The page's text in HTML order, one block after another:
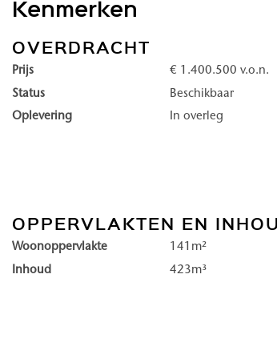
verwennerij van in-house wellnessfaciliteiten en
van de servicemanager. Duinhil is serene luxe,
kust van Kijkduin.
treffen en worden getrakteerd op een prachtige
Kenmerken
OVERDRACHT
Prijs
€ 1.400.500 v.o.n.
Status
Beschikbaar
Oplevering
In overleg
OPPERVLAKTEN EN
Woonoppervlakte
141m²
Inhoud
423m³